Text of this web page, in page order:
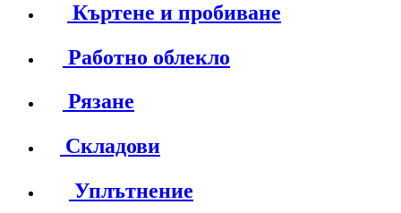
Къртене и пробиване
Работно облекло
Рязане
Складови
Уплътнение